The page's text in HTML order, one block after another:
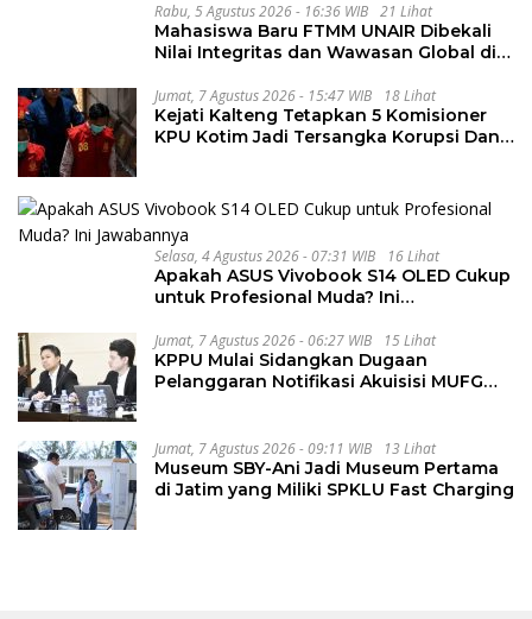
Rabu, 5 Agustus 2026 - 16:36 WIB 21 Lihat
Mahasiswa Baru FTMM UNAIR Dibekali
Nilai Integritas dan Wawasan Global di
Jumat, 7 Agustus 2026 - 15:47 WIB 18 Lihat
Kejati Kalteng Tetapkan 5 Komisioner
KPU Kotim Jadi Tersangka Korupsi Dana
Selasa, 4 Agustus 2026 - 07:31 WIB 16 Lihat
Apakah ASUS Vivobook S14 OLED Cukup
untuk Profesional Muda? Ini
Jumat, 7 Agustus 2026 - 06:27 WIB 15 Lihat
KPPU Mulai Sidangkan Dugaan
Pelanggaran Notifikasi Akuisisi MUFG
Jumat, 7 Agustus 2026 - 09:11 WIB 13 Lihat
Museum SBY-Ani Jadi Museum Pertama
di Jatim yang Miliki SPKLU Fast Charging